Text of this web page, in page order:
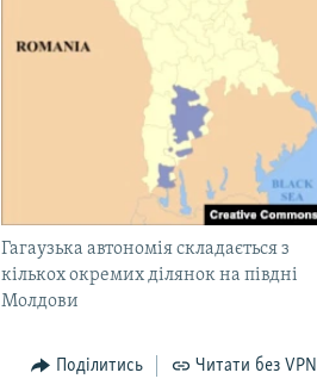
Гагаузька автономія складається з
кількох окремих ділянок на півдні
Молдови
Поділитись Читати без VPN